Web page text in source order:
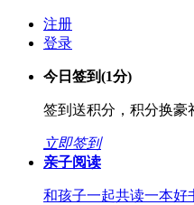
注册
登录
今日签到(1分)
签到送积分，积分换豪
立即签到
亲子阅读
和孩子一起共读一本好